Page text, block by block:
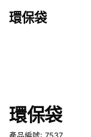
環保袋
環保袋